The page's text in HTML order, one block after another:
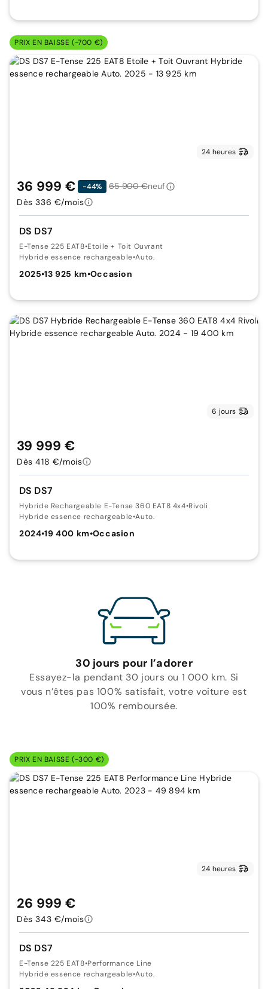
PRIX EN BAISSE (-700 €)
24 heures
DS DS7
E-Tense 225 EAT8•Etoile + Toit Ouvrant
Hybride essence rechargeable•Auto.
2025•13 925 km•Occasion
36 999 € -44% 65 900 €neuf
Dès 336 €/mois
6 jours
DS DS7
Hybride Rechargeable E-Tense 360 EAT8 4x4•Rivoli
Hybride essence rechargeable•Auto.
2024•19 400 km•Occasion
39 999 €
Dès 418 €/mois
30 jours pour l’adorer
Essayez-la pendant 30 jours ou 1 000 km. Si
vous n’êtes pas 100% satisfait, votre voiture est
100% remboursée.
PRIX EN BAISSE (-300 €)
24 heures
DS DS7
E-Tense 225 EAT8•Performance Line
Hybride essence rechargeable•Auto.
26 999 €
Dès 343 €/mois